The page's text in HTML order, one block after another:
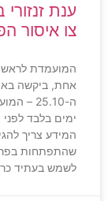
ענת
צו איסור
המועמדת
אחת, ביקשה
ה-
המידע צריך
שהתפתחות
לשמש בעתיד